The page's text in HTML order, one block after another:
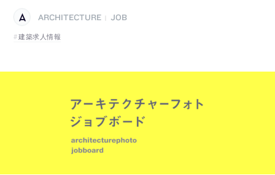
ARCHITECTURE
JOB
建築求人情報